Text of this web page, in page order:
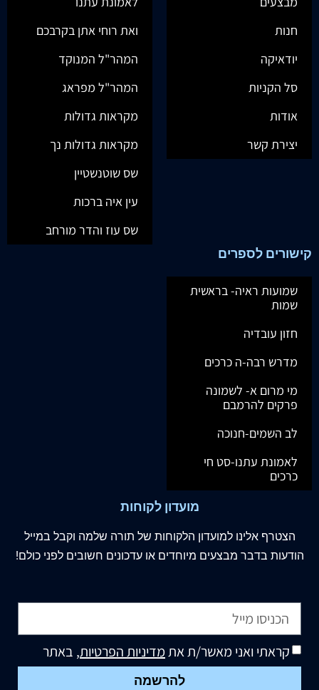
חנות
יודאיקה
סל הקניות
אודות
יצירת קשר
ואת רוחי אתן בקרבכם
המהר"ל המנוקד
המהר"ל מפראג
מקראות גדולות
מקראות גדולות נך
שס שוטנשטיין
עין איה ברכות
שס עוז והדר מורחב
קישורים לספרים
שמועות ראיה- בראשית
שמות
חזון עובדיה
מדרש רבה-ה כרכים
מי מרום א- לשמונה
פרקים להרמבם
לב השמים-חנוכה
לאמונת עתנו-סט חי
כרכים
מועדון לקוחות
הצטרף אלינו למועדון הלקוחות של תורה שלמה וקבל במייל
הודעות בדבר מבצעים מיוחדים או עדכונים חשובים לפני כולם!
קראתי ואני מאשר/ת אתמדיניות הפרטיות, באתר
להרשמה